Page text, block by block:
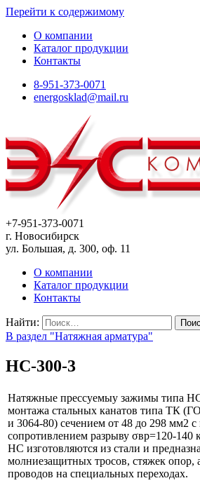
Перейти к содержимому
О компании
Каталог продукции
Контакты
8-951-373-0071
energosklad@mail.ru
+7-951-373-0071
г. Новосибирск
ул. Большая, д. 300, оф. 11
О компании
Каталог продукции
Контакты
Найти:
В раздел "Натяжная арматура"
НС-300-3
Натяжные прессуемыу зажимы типа
монтажа стальных канатов типа ТК
и 3064-80) сечением от 48 до 298 мм2
сопротивлением разрыву σвр=120-
НС изготовляются из стали и
молниезащитных тросов, стяжек опор,
проводов на специальных переходах.